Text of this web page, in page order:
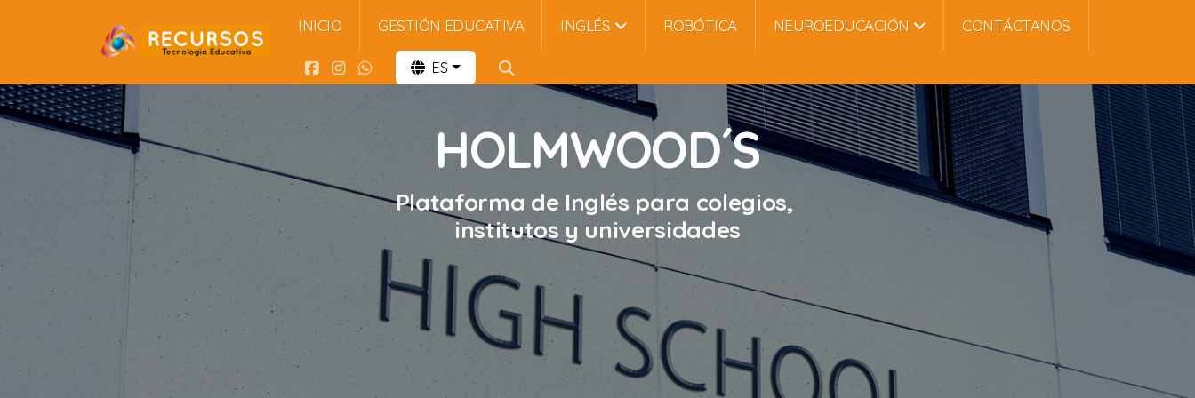
INICIO GESTIÓN EDUCATIVA INGLÉS ROBÓTICA NEUROEDUCACIÓN CONTÁCTANOS
ES
HOLMWOOD´S
Plataforma de Inglés para colegios,
institutos y universidades